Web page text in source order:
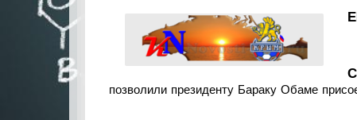
позволили президенту Бараку Обаме